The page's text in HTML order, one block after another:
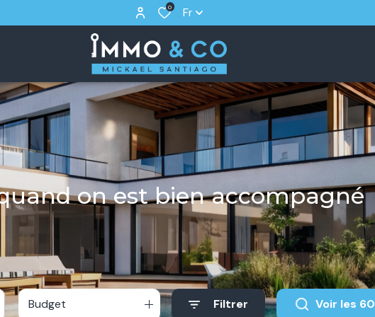
0 Fr
on est bien accompagné
Budget Filtrer Voir les 60